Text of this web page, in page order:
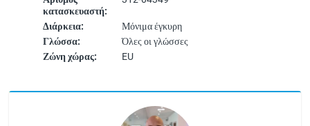
κατασκευαστή:
Διάρκεια:
Μόνιμα έγκυρη
Γλώσσα:
Όλες οι γλώσσες
Ζώνη χώρας:
EU